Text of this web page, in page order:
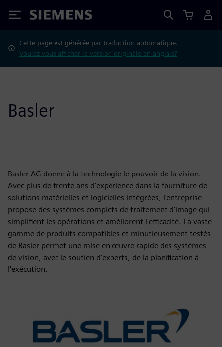
Siemens
Cette page est générée par traduction automatique.
Voulez-vous afficher la version originale en anglais?
Basler
Basler AG donne à la technologie le pouvoir de la vision.
Avec plus de trente ans d'expérience dans la fourniture de
solutions matérielles et logicielles intégrées, l'entreprise
propose des systèmes complets de traitement d'image qui
simplifient les opérations et améliorent l'efficacité. La vaste
gamme de produits compatibles et minutieusement testés
de Basler permet une mise en œuvre rapide des systèmes
de vision, avec le soutien d'experts, de la planification à
l'exécution.